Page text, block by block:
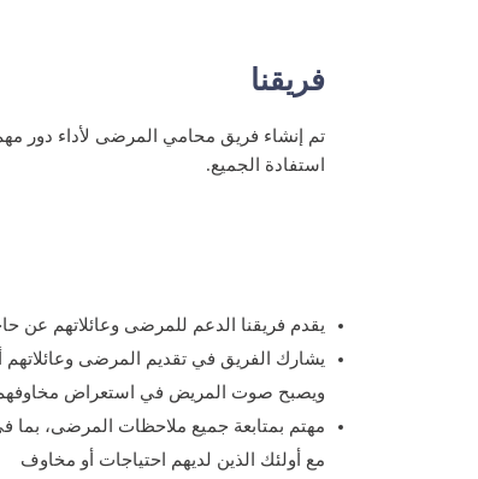
فريقنا
تم إنشاء فريق محامي المرضى لأداء دور
استفادة الجميع.
يقدم فريقنا الدعم للمرضى وعائلاتهم عن
يشارك الفريق في تقديم المرضى وعائلاتهم
ويصبح صوت المريض في استعراض مخاوفهم
مهتم بمتابعة جميع ملاحظات المرضى، بما
مع أولئك الذين لديهم احتياجات أو مخاوف